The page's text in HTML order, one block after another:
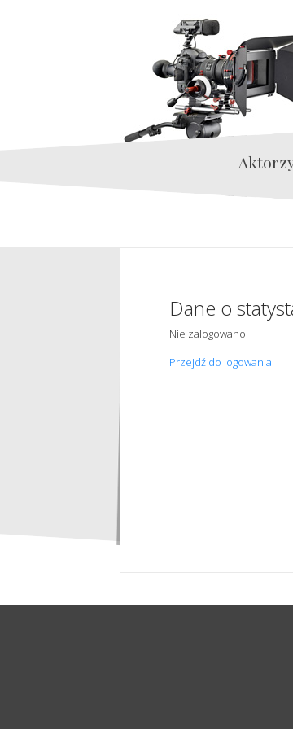
Dane o
Nie zalogowano
Przejdź do logowania